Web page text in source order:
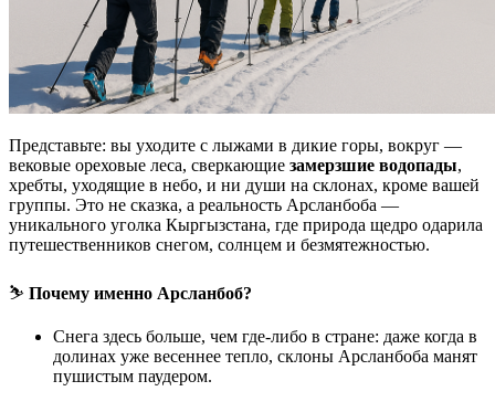
Представьте: вы уходите с лыжами в дикие горы, вокруг —
вековые ореховые леса, сверкающие замерзшие водопады,
хребты, уходящие в небо, и ни души на склонах, кроме вашей
группы. Это не сказка, а реальность Арсланбоба —
уникального уголка Кыргызстана, где природа щедро одарила
путешественников снегом, солнцем и безмятежностью.
⛷ Почему именно Арсланбоб?
Снега здесь больше, чем где-либо в стране: даже когда в
долинах уже весеннее тепло, склоны Арсланбоба манят
пушистым паудером.